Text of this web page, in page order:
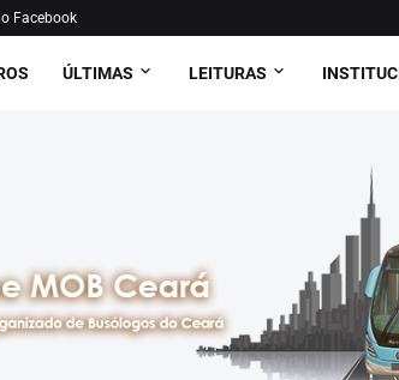
Facebook
ÚLTIMAS LEITURAS